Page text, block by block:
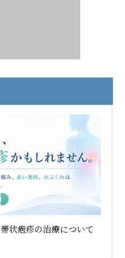
帯状疱疹の治療について